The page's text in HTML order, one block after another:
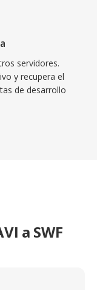
de
qué
era del
servidores.
y recupera el
de desarrollo
a SWF